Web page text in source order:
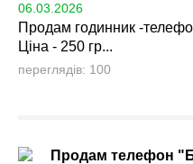
06.03.2026
Продам годинник -
Ціна - 250 гр...
переглядів: 100
Продам телефон